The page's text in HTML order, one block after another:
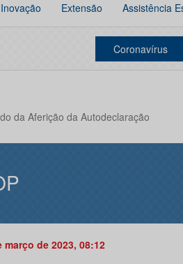
Extensão Assistência
Coronavírus
da Aferição da Autodeclaração
março de 2023, 08:12